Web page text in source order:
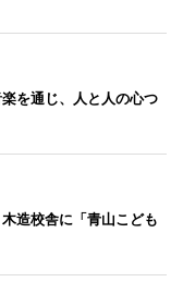
を通じ、人と人の心つ
造校舎に「青山こども